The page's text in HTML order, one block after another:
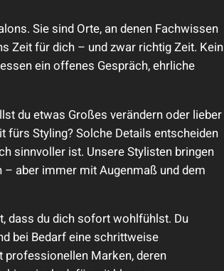
Sie sind Orte, an denen Fachwissen
Zeit für dich – und zwar richtig Zeit. Kein
ein offenes Gespräch, ehrliche
du etwas Großes verändern oder lieber
Styling? Solche Details entscheiden
sinnvoller ist. Unsere Stylisten bringen
aber immer mit Augenmaß und dem
dass du dich sofort wohlfühlst. Du
bei Bedarf eine schrittweise
professionellen Marken, deren